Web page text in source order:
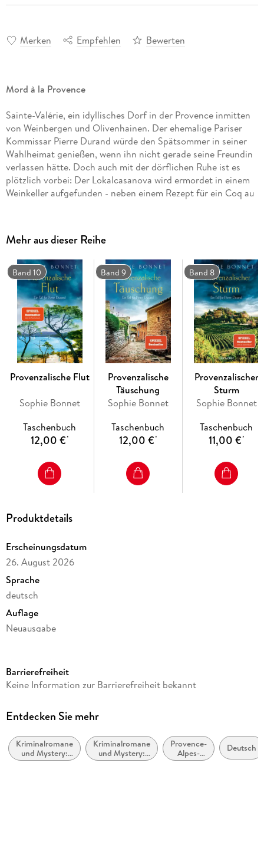
Merken Empfehlen Bewerten
Mord à la Provence
Sainte-Valérie, ein idyllisches Dorf in der Provence inmitten
von Weinbergen und Olivenhainen. Der ehemalige Pariser
Kommissar Pierre Durand würde den Spätsommer in seiner
Wahlheimat genießen, wenn ihn nicht gerade seine Freundin
verlassen hätte. Doch auch mit der dörflichen Ruhe ist es
plötzlich vorbei: Der Lokalcasanova wird ermordet in einem
Weinkeller aufgefunden - neben einem Rezept für ein Coq au
Sainte-Valéries ganze Abgründe auftun . . .
Komfortables Lektüreerlebnis und Wellness für die Augen -
unsere Bestseller jetzt in großer Schrift!
»Niemand verbindet Genuss und Verbrechen so harmonisch
wie Sophie Bonnet in ihren Provence-Krimis. «Hamburger
Morgenpost
Lesen Sie auch weitere Romane der hoch spannenden »Pierre
Durand«-Reihe!
Alle Bände sind eigenständige Fälle und können unabhängig
voneinander gelesen werden.
Mehr aus dieser Reihe
Band 10
Provenzalische Flut
Sophie Bonnet
Taschenbuch
12,00 €*
Band 9
Provenzalische
Täuschung
Sophie Bonnet
Taschenbuch
12,00 €*
Band 8
Provenzalischer
Sturm
Sophie Bonnet
Taschenbuch
11,00 €*
Produktdetails
Erscheinungsdatum
26. August 2026
Sprache
deutsch
Auflage
Neuausgabe
Reihe
Autor/Autorin
Verlag/Hersteller
Blanvalet Taschenbuchverl
Barrierefreiheit
Keine Information zur Barrierefreiheit bekannt
Entdecken Sie mehr
Kriminalromane
und Mystery:
Polizeiarbeit &
Kriminalromane
und Mystery:
Cosy Mystery
Provence-
Alpes-
Côte
Deutsch